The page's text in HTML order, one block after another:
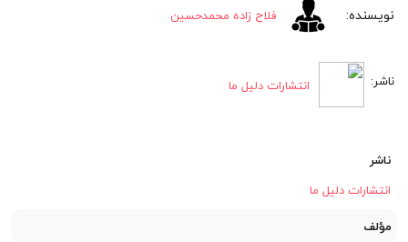
فلاح زاده محمدحسین
انتشارات دلیل ما
ناشر
انتشارات دلیل ما
مؤلف